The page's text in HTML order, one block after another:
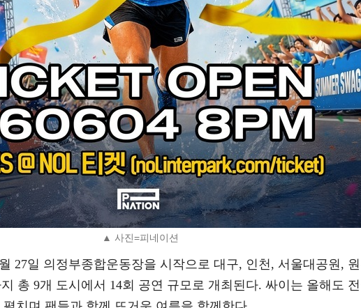
▲ 사진=피네이션
월 27일 의정부종합운동장을 시작으로 대구, 인천, 서울대공원,
총 9개 도시에서 14회 공연 규모로 개최된다. 싸이는 올해도